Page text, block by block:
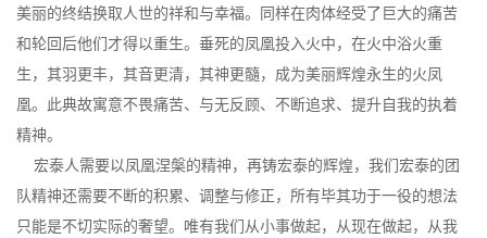
美丽的终结换取人世的祥和与幸福。同样在肉体经受了巨大的痛苦
和轮回后他们才得以重生。垂死的凤凰投入火中，在火中浴火重
生，其羽更丰，其音更清，其神更髓，成为美丽辉煌永生的火凤
凰。此典故寓意不畏痛苦、与无反顾、不断追求、提升自我的执着
精神。
宏泰人需要以凤凰涅槃的精神，再铸宏泰的辉煌，我们宏泰的团
队精神还需要不断的积累、调整与修正，所有毕其功于一役的想法
只能是不切实际的奢望。唯有我们从小事做起，从现在做起，从我